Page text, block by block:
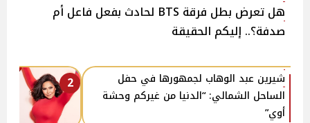
هل تعرض بطل فرقة BTS لحادث بفعل فاعل أم
صدفة؟.. إليكم الحقيقة
2
شيرين عبد الوهاب لجمهورها في حفل
الساحل الشمالي: “الدنيا من غيركم وحشة
أوي”